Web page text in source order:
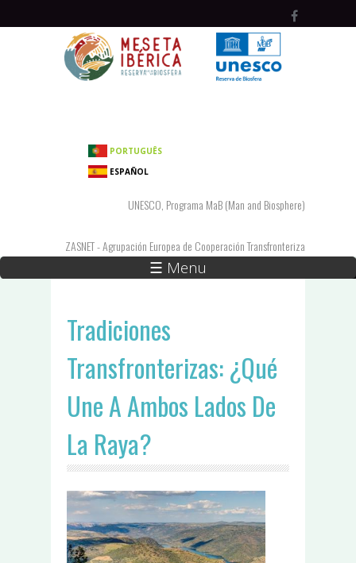
PORTUGUÊS
ESPAÑOL
UNESCO, Programa MaB (Man and Biosphere)
ZASNET - Agrupación Europea de Cooperación Transfronteriza
☰ Menu
Tradiciones
Transfronterizas: ¿qué
Une A Ambos Lados De
La Raya?